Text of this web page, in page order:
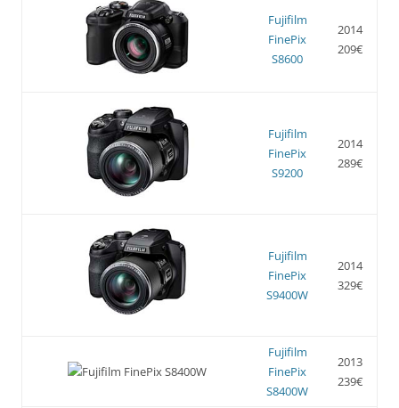
Fujifilm
FinePix
S8600
2014
209€
Fujifilm
FinePix
S9200
2014
289€
Fujifilm
FinePix
S9400W
2014
329€
Fujifilm
FinePix
S8400W
2013
239€